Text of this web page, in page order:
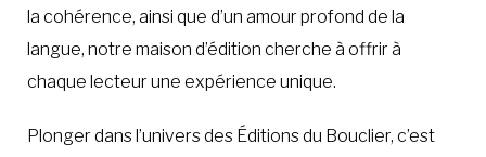
la cohérence, ainsi que d’un amour profond de la
langue, notre maison d’édition cherche à offrir à
chaque lecteur une expérience unique.
Plonger dans l’univers des Éditions du Bouclier, c’est